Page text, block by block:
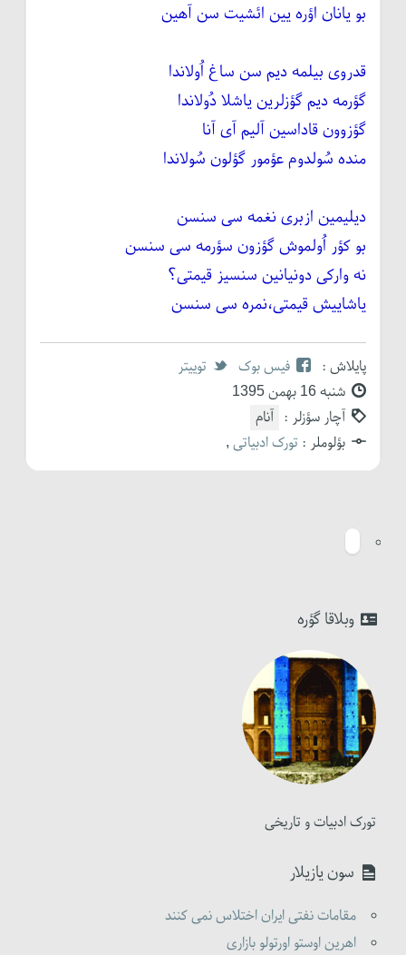
بو یانان اؤره یین ائشیت سن آهین
قدروی بیلمه دیم سن ساغ اُولاندا
گؤرمه دیم گؤزلرین یاشلا دُولاندا
گؤزوون قاداسین آلیم آی آنا
منده سُولدوم عؤمور گؤلون سُولاندا
دیلیمین ازبری نغمه سی سنسن
بو کؤر اُولموش گؤزون سؤرمه سی سنسن
نه وارکی دونیانین سنسیز قیمتی؟
یاشاییش قیمتی،نمره سی سنسن
پایلاش : فیس بوک
توییتر
شنبه 16 بهمن 1395
آچار سؤزلر : آنام
بؤلوملر : تورک ادبیاتی ,
وبلاقا گؤره
تورک ادبیات و تاریخی
سون یازیلار
مقامات نفتی ایران اختلاس نمی کنند
اهرین اوستو اورتولو بازاری